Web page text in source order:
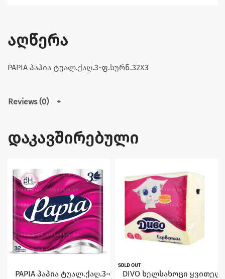
აღწერა
PAPIA პაპია ტუალ.ქაღ.3-ფ.სურნ.32X3
Reviews (0)
დაკავშირებული
PAPIA პაპია ტუალ.ქაღ.3-ფ.32X3
SOLD OUT
DIVO ხელსახოცი